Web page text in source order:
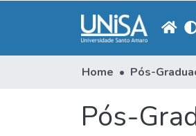
Home
Pós-